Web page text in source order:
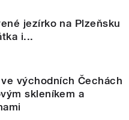
jezírko na Plzeňsku
i...
východních Čechách
skleníkem a